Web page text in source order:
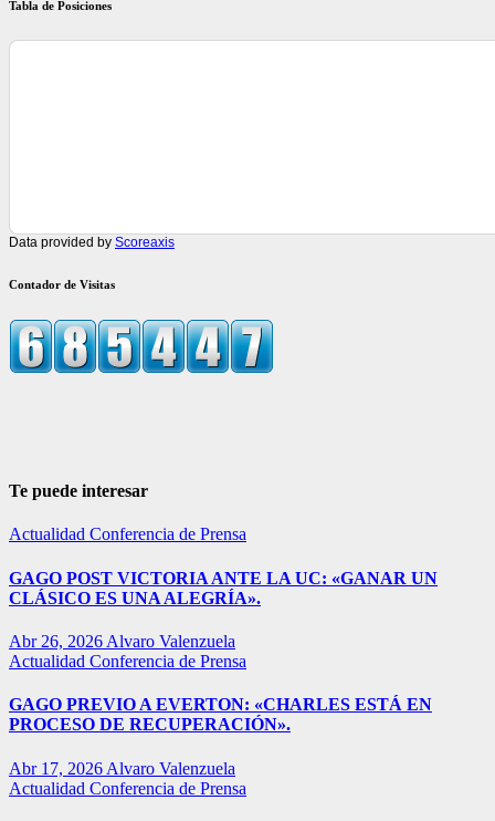
Tabla de Posiciones
Data provided by Scoreaxis
Contador de Visitas
Te puede interesar
Actualidad Conferencia de Prensa
GAGO POST VICTORIA ANTE LA UC: «GANAR UN
CLÁSICO ES UNA ALEGRÍA».
Abr 26, 2026 Alvaro Valenzuela
Actualidad Conferencia de Prensa
GAGO PREVIO A EVERTON: «CHARLES ESTÁ EN
PROCESO DE RECUPERACIÓN».
Abr 17, 2026 Alvaro Valenzuela
Actualidad Conferencia de Prensa